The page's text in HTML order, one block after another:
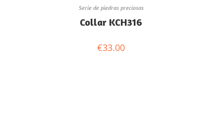
Serie de piedras preciosas
Collar KCH316
€33.00